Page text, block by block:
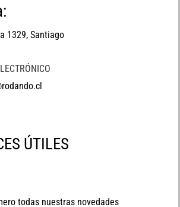
1329, Santiago
ÚTILES
todas nuestras novedades